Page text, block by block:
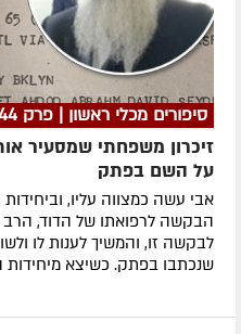
סיפורים מכלי ראשון | פרק 344
זיכרון משפחתי שמסעיר
על השם בפתק
אבי עשה כמצווה עליו,
הבקשה לרפואתו של הדוד, הרב
לבקשה זו, והמשיך לענות לו
שנכתבו בפתק. כשיצא מיחידות